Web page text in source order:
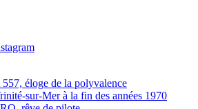
éloge de la polyvalence
sur-Mer à la fin des années 1970